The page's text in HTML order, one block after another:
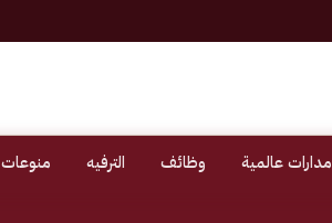
مدارات عالمية وظائف الترفيه منوعات